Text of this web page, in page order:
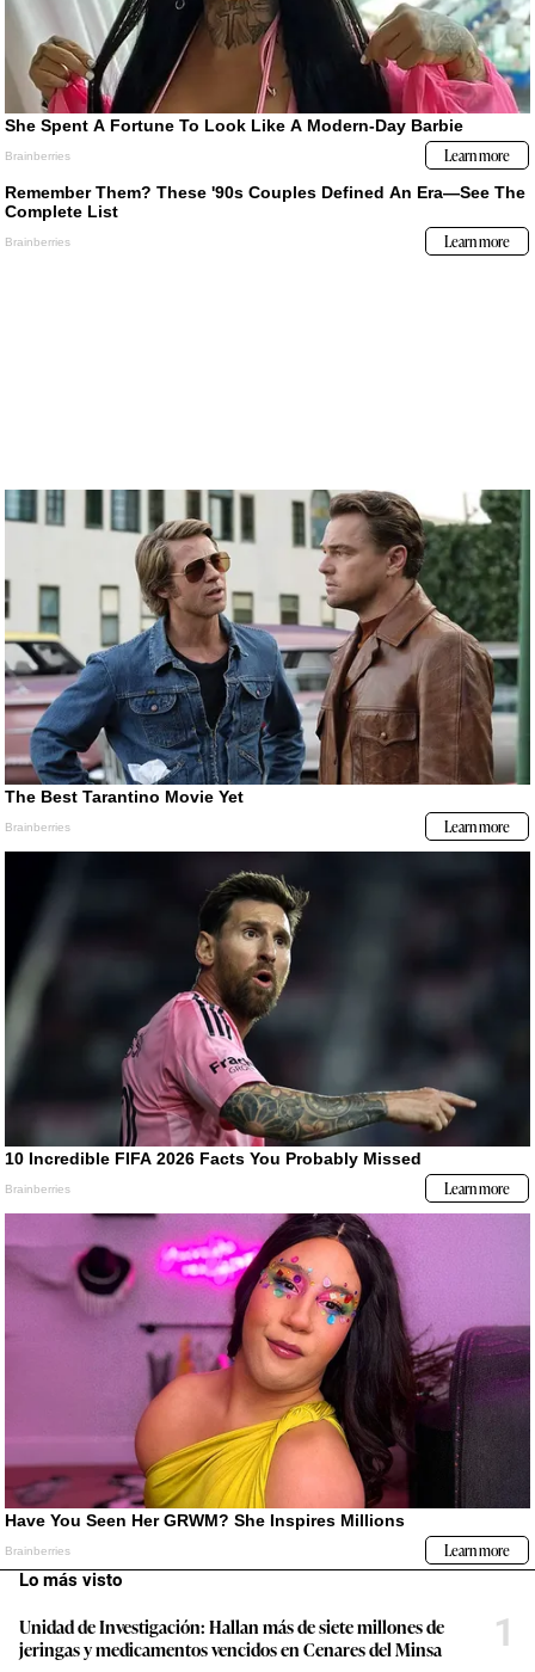
Lo más visto
Unidad de Investigación: Hallan más de siete millones de
jeringas y medicamentos vencidos en Cenares del Minsa
1